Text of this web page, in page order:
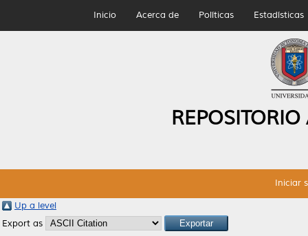
Inicio Acerca de Políticas Estadísticas
Iniciar
Up a level
Export as